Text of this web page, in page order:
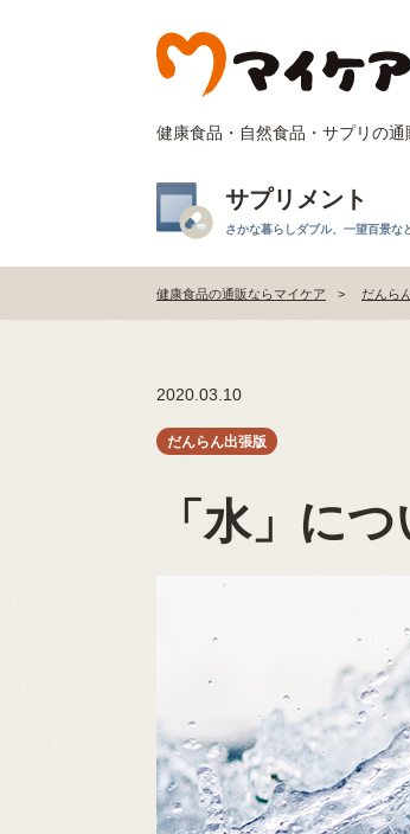
健康食品・自然食品・サプリの通
サプリメント
さかな暮らしダブル、一望百景な
健康食品の通販ならマイケア だんら
2020.03.10
「水」に